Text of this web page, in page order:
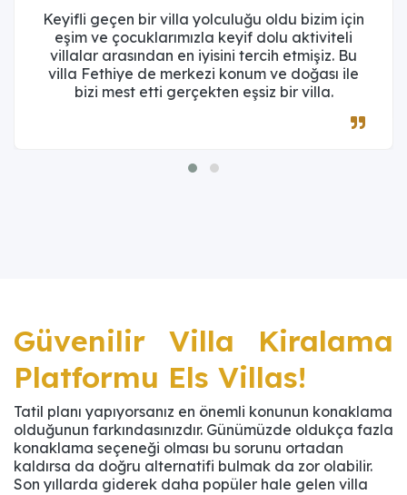
Keyifli geçen bir villa yolculuğu oldu bizim için
eşim ve çocuklarımızla keyif dolu aktiviteli
villalar arasından en iyisini tercih etmişiz. Bu
villa Fethiye de merkezi konum ve doğası ile
bizi mest etti gerçekten eşsiz bir villa.
Güvenilir Villa Kiralama
Platformu Els Villas!
Tatil planı yapıyorsanız en önemli konunun konaklama
olduğunun farkındasınızdır. Günümüzde oldukça fazla
konaklama seçeneği olması bu sorunu ortadan
kaldırsa da doğru alternatifi bulmak da zor olabilir.
Son yıllarda giderek daha popüler hale gelen villa